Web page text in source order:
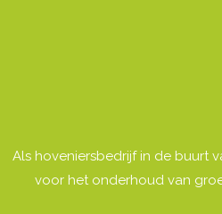
Als hoveniersbedrijf in de buurt
voor het onderhoud van